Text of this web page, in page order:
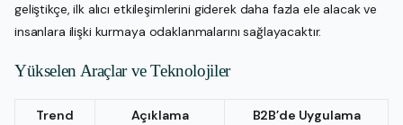
geliştikçe, ilk alıcı etkileşimlerini giderek daha fazla ele alacak ve
insanlara ilişki kurmaya odaklanmalarını sağlayacaktır.
Yükselen Araçlar ve Teknolojiler
Trend Açıklama B2B’de Uygulama